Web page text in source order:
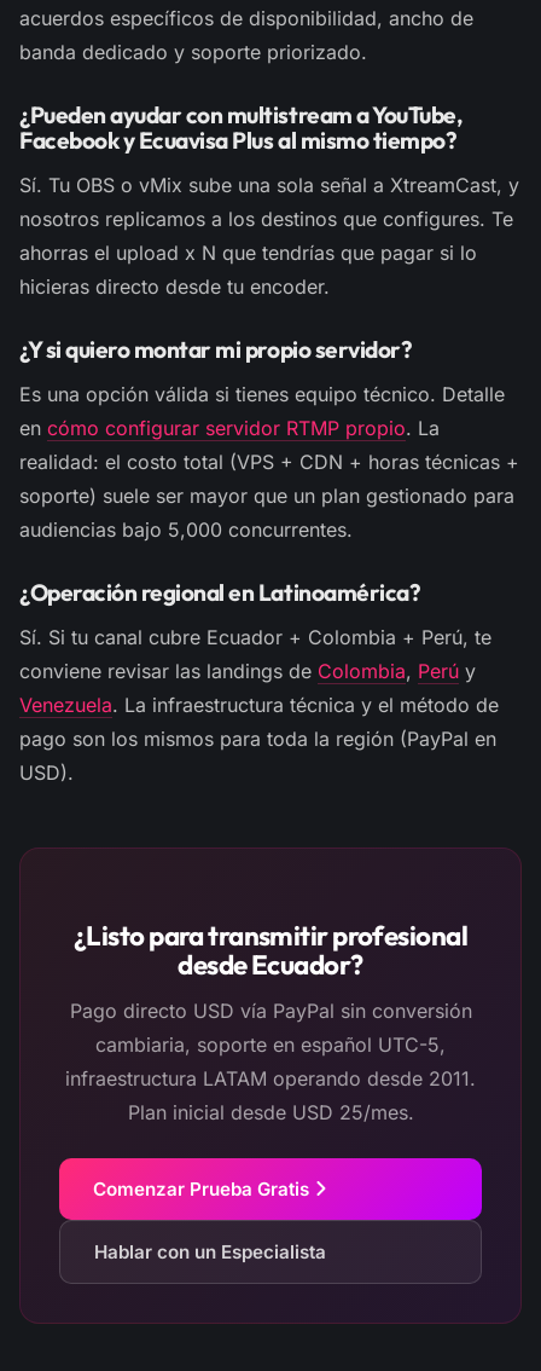
acuerdos específicos de disponibilidad, ancho de
banda dedicado y soporte priorizado.
¿Pueden ayudar con multistream a YouTube,
Facebook y Ecuavisa Plus al mismo tiempo?
Sí. Tu OBS o vMix sube una sola señal a XtreamCast, y
nosotros replicamos a los destinos que configures. Te
ahorras el upload x N que tendrías que pagar si lo
hicieras directo desde tu encoder.
¿Y si quiero montar mi propio servidor?
Es una opción válida si tienes equipo técnico. Detalle
en cómo configurar servidor RTMP propio. La
realidad: el costo total (VPS + CDN + horas técnicas +
soporte) suele ser mayor que un plan gestionado para
audiencias bajo 5,000 concurrentes.
¿Operación regional en Latinoamérica?
Sí. Si tu canal cubre Ecuador + Colombia + Perú, te
conviene revisar las landings de Colombia, Perú y
Venezuela. La infraestructura técnica y el método de
pago son los mismos para toda la región (PayPal en
USD).
¿Listo para transmitir profesional
desde Ecuador?
Pago directo USD vía PayPal sin conversión
cambiaria, soporte en español UTC-5,
infraestructura LATAM operando desde 2011.
Plan inicial desde USD 25/mes.
Comenzar Prueba Gratis
Hablar con un Especialista